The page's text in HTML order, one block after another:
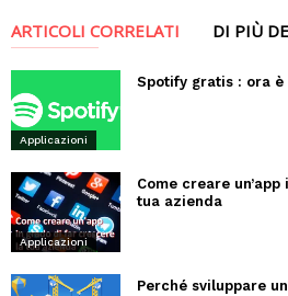
ARTICOLI CORRELATI DI PIÙ
Applicazioni
Spotify gratis : ora è
Applicazioni
Come creare
tua azienda
Perché sviluppare